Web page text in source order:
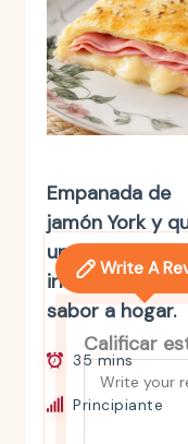
Empanada de
jamón York y
una receta
irresistible y
sabor a hogar.
35 mins
Principiante
Write A
Calificar